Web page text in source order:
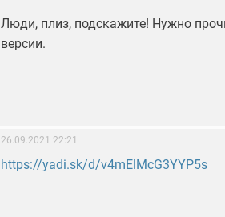
Люди, плиз, подскажите! Нужно
версии.
26.09.2021 22:21
https://yadi.sk/d/v4mElMcG3YYP5s